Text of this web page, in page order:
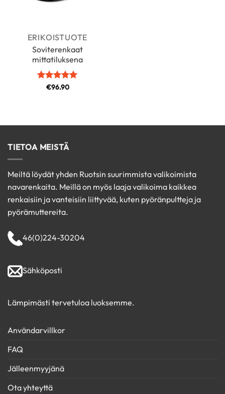
ERIKOISTUOTE
Soviterenkaat
mittatiluksena
Arvostelu
€96.90
TIETOA MEISTÄ
Meiltä löydät yhden Ruotsin suurimmista valikoimista
navarenkaita. Meillä on myös laaja valikoima kaikkea
renkaisiin ja vanteisiin liittyvää, kuten pyöränpultteja ja
pyörämuttereita.
46(0)224-30204
Sähköposti
Lämpimästi tervetuloa luoksemme.
Användarvillkor
FAQ
Jälleenmyyjänä
Ota yhteyttä